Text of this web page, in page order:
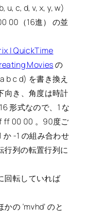
c, d, v, x, y, w)
00（16進） の並
| QuickTime
Moviesの
b c d) を書き換え
向き、角度は時計
形式なので、1 な
ff 00 00 。90度ご
か -1 の組み合わせ
行列の転置行列に
回転していれば
の ‘mvhd’ のと